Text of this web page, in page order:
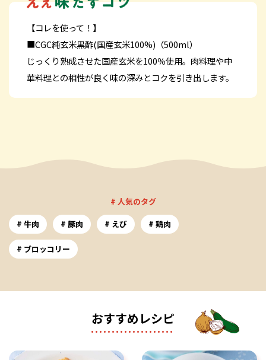
【コレを使って！】
■CGC純玄米黒酢(国産玄米100%)（500ml）
じっくり熟成させた国産玄米を100％使用。肉料理や中
華料理との相性が良く味の深みとコクを引き出します。
# 人気のタグ
牛肉
豚肉 えび 鶏肉
ブロッコリー
おすすめレシピ